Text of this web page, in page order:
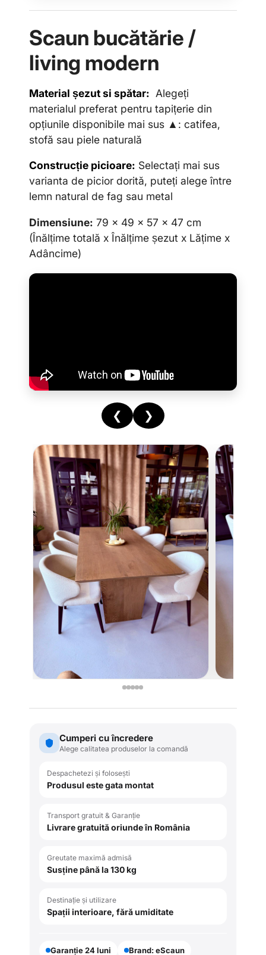
Scaun bucătărie /
living modern
Material șezut si spătar: Alegeți
materialul preferat pentru tapițerie din
opțiunile disponibile mai sus ▲: catifea,
stofă sau piele naturală
Construcție picioare: Selectați mai sus
varianta de picior dorită, puteți alege între
lemn natural de fag sau metal
Dimensiune: 79 x 49 x 57 x 47 cm
(Înălțime totală x Înălțime șezut x Lățime x
Adâncime)
❮ ❯
Cumperi cu încredere
Alege calitatea produselor la comandă
Despachetezi și folosești
Produsul este gata montat
Transport gratuit & Garanție
Livrare gratuită oriunde în România
Greutate maximă admisă
Susține până la 130 kg
Destinație și utilizare
Spații interioare, fără umiditate
Garanție 24 luni Brand: eScaun